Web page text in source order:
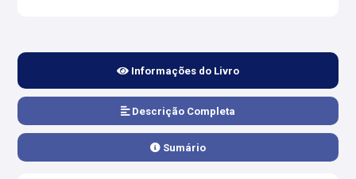
Informações do Livro
Descrição Completa
Sumário